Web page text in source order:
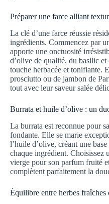
Préparer une farce alliant
La clé d’une farce réussie
ingrédients. Commencez par
apporte une onctuosité
d’olive de qualité, du basilic
touche herbacée et tonifiante.
prosciutto ou de jambon de
tout avec leur saveur salée
Burrata et huile d’olive : un
La burrata est reconnue pour
fondante. Elle se marie
l’huile d’olive, créant une
chaque ingrédient. Choisissez
vierge pour son parfum fruité
complètent parfaitement la
Équilibre entre herbes fraîches